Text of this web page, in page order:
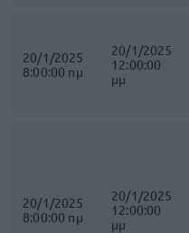
20/1/2025
8:00:00 πμ
20/1/2025
12:00:00
μμ
20/1/2025
8:00:00 πμ
20/1/2025
12:00:00
μμ